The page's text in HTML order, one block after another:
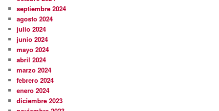
septiembre 2024
agosto 2024
julio 2024
junio 2024
mayo 2024
abril 2024
marzo 2024
febrero 2024
enero 2024
diciembre 2023